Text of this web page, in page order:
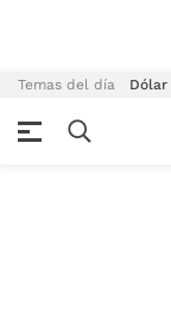
Temas del día Dólar